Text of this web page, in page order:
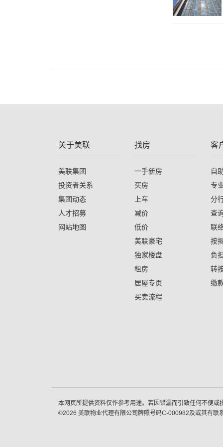
关于美联
美联集团
投资者关系
集团动态
人才招募
网站地图
找房
一手新房
买房
上车
减价
低价
美联豪宅
独家楼盘
租房
居屋专页
买卖流程
客
自
专
分
查
联
按
负
转
缴
本网页所提供资料仅作参考用途。若因错漏而引致任何不便
©2026 美联物业代理有限公司牌照号码C-000982及或其有联